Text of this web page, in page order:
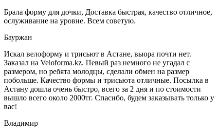
Брала форму для дочки, Доставка быстрая, качество отличное,
ослуживание на уровне. Всем советую.
Бауржан
Искал велоформу и трисьют в Астане, выора почти нет.
Заказал на Veloforma.kz. Певый раз немного не угадал с
размером, но ребята молодцы, сделали обмен на размер
побольше. Качество формы и трисьюта отличные. Посылка в
Астану дошла очень быстро, всего за 2 дня и по стоимости
вышло всего около 2000тг. Спасибо, будем заказывать только у
вас!
Владимир